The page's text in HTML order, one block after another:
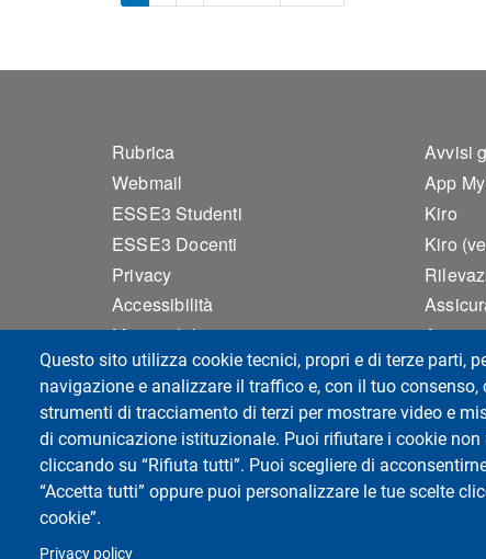
Questo sito utilizza cookie tecnici, propri e di terze parti,
navigazione e analizzare il traffico e, con il tuo
strumenti di tracciamento di terzi per mostrare video e
di comunicazione istituzionale. Puoi rifiutare i cookie
cliccando su “Rifiuta tutti”. Puoi scegliere di
“Accetta tutti” oppure puoi personalizzare le tue scelte
cookie”.
Privacy policy
Footer 1
Rubrica
Webmail
ESSE3 Studenti
ESSE3 Docenti
Privacy
Accessibilità
Mappa del sito
Cookie settings
Avvisi
App
Kiro
Kiro
Area
Contatti